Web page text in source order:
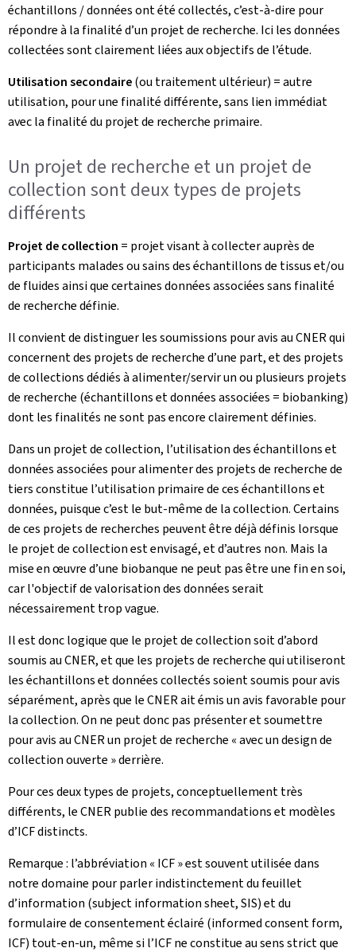
échantillons / données ont été collectés, c’est-à-dire pour
répondre à la finalité d’un projet de recherche. Ici les données
collectées sont clairement liées aux objectifs de l’étude.
Utilisation secondaire(ou traitement ultérieur) = autre
utilisation, pour une finalité différente, sans lien immédiat
avec la finalité du projet de recherche primaire.
Un projet de recherche et un projet de
collection sont deux types de projets
différents
Projet de collection = projet visant à collecter auprès de
participants malades ou sains des échantillons de tissus et/ou
de fluides ainsi que certaines données associées sans finalité
de recherche définie.
Il convient de distinguer les soumissions pour avis au CNER qui
concernent des projets de recherche d’une part, et des projets
de collections dédiés à alimenter/servir un ou plusieurs projets
de recherche (échantillons et données associées = biobanking)
dont les finalités ne sont pas encore clairement définies.
Dans un projet de collection, l’utilisation des échantillons et
données associées pour alimenter des projets de recherche de
tiers constitue l’utilisation primaire de ces échantillons et
données, puisque c’est le but-même de la collection. Certains
de ces projets de recherches peuvent être déjà définis lorsque
le projet de collection est envisagé, et d’autres non. Mais la
mise en œuvre d’une biobanque ne peut pas être une fin en soi,
car l'objectif de valorisation des données serait
nécessairement trop vague.
Il est donc logique que le projet de collection soit d’abord
soumis au CNER, et que les projets de recherche qui utiliseront
les échantillons et données collectés soient soumis pour avis
séparément, après que le CNER ait émis un avis favorable pour
la collection. On ne peut donc pas présenter et soumettre
pour avis au CNER un projet de recherche « avec un design de
collection ouverte » derrière.
Pour ces deux types de projets, conceptuellement très
différents, le CNER publie des recommandations et modèles
d’ICF distincts.
Remarque : l’abbréviation « ICF » est souvent utilisée dans
notre domaine pour parler indistinctement du feuillet
d’information (subject information sheet, SIS) et du
formulaire de consentement éclairé (informed consent form,
ICF) tout-en-un, même si l’ICF ne constitue au sens strict que